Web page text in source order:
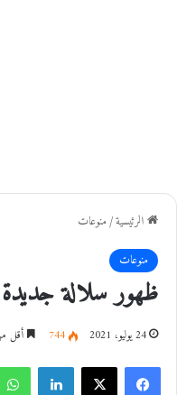
الرئيسية/منوعات
منوعات
ظهور سلالة
24 يوليو، 2021 744 أقل
فيسبوك